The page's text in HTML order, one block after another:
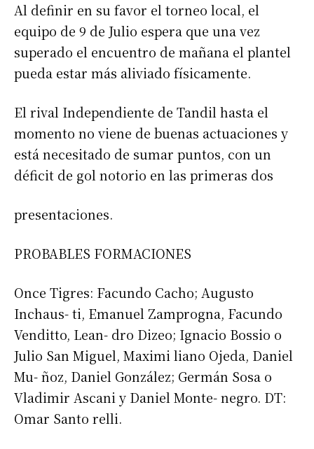
Al definir en su favor el torneo local, el
equipo de 9 de Julio espera que una vez
superado el encuentro de mañana el plantel
pueda estar más aliviado físicamente.
El rival Independiente de Tandil hasta el
momento no viene de buenas actuaciones y
está necesitado de sumar puntos, con un
déficit de gol notorio en las primeras dos
presentaciones.
PROBABLES FORMACIONES
Once Tigres: Facundo Cacho; Augusto
Inchaus- ti, Emanuel Zamprogna, Facundo
Venditto, Lean- dro Dizeo; Ignacio Bossio o
Julio San Miguel, Maximi liano Ojeda, Daniel
Mu- ñoz, Daniel González; Germán Sosa o
Vladimir Ascani y Daniel Monte- negro. DT:
Omar Santo relli.